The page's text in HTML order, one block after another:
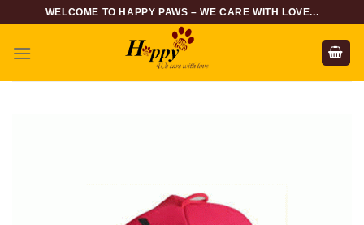
content
WELCOME TO HAPPY PAWS – WE CARE WITH LOVE...